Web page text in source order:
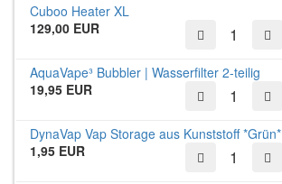
Cuboo Heater XL
129,00 EUR
AquaVape³ Bubbler | Wasserfilter 2-teilig
19,95 EUR
DynaVap Vap Storage aus Kunststoff *Grün*
1,95 EUR